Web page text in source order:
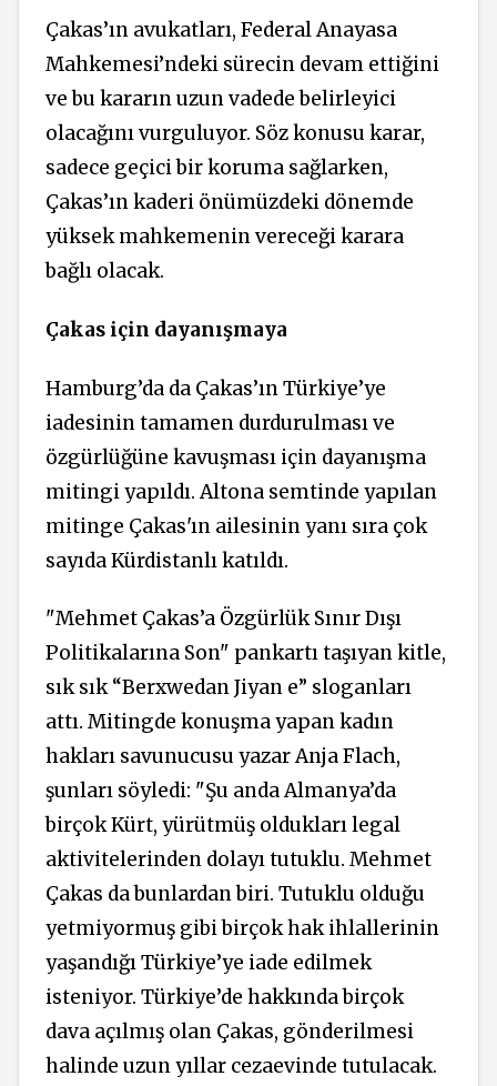
Çakas’ın avukatları, Federal Anayasa
Mahkemesi’ndeki sürecin devam ettiğini
ve bu kararın uzun vadede belirleyici
olacağını vurguluyor. Söz konusu karar,
sadece geçici bir koruma sağlarken,
Çakas’ın kaderi önümüzdeki dönemde
yüksek mahkemenin vereceği karara
bağlı olacak.
Çakas için dayanışmaya
Hamburg’da da Çakas’ın Türkiye’ye
iadesinin tamamen durdurulması ve
özgürlüğüne kavuşması için dayanışma
mitingi yapıldı. Altona semtinde yapılan
mitinge Çakas'ın ailesinin yanı sıra çok
sayıda Kürdistanlı katıldı.
"Mehmet Çakas’a Özgürlük Sınır Dışı
Politikalarına Son" pankartı taşıyan kitle,
sık sık “Berxwedan Jiyan e” sloganları
attı. Mitingde konuşma yapan kadın
hakları savunucusu yazar Anja Flach,
şunları söyledi: "Şu anda Almanya’da
birçok Kürt, yürütmüş oldukları legal
aktivitelerinden dolayı tutuklu. Mehmet
Çakas da bunlardan biri. Tutuklu olduğu
yetmiyormuş gibi birçok hak ihlallerinin
yaşandığı Türkiye’ye iade edilmek
isteniyor. Türkiye’de hakkında birçok
dava açılmış olan Çakas, gönderilmesi
halinde uzun yıllar cezaevinde tutulacak.